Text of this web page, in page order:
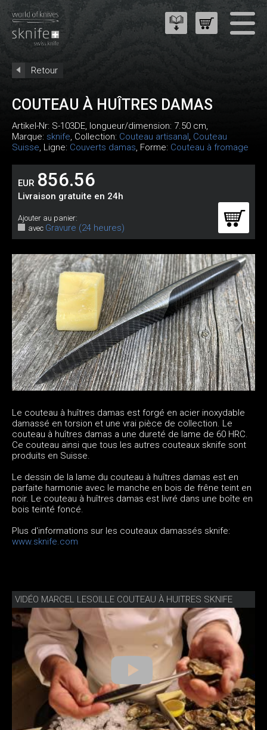
Retour
COUTEAU À HUÎTRES DAMAS
Artikel-Nr: S-103DE, longueur/dimension: 7.50 cm,
Marque: sknife, Collection: Couteau artisanal, Couteau
Suisse, Ligne: Couverts damas, Forme: Couteau à fromage
EUR 856.56
Livraison gratuite en 24h
Ajouter au panier:
avec Gravure (24 heures)
Le couteau à huîtres damas est forgé en acier inoxydable
damassé en torsion et une vrai pièce de collection. Le
couteau à huîtres damas a une dureté de lame de 60 HRC.
Ce couteau ainsi que tous les autres couteaux sknife sont
produits en Suisse.
Le dessin de la lame du couteau à huîtres damas est en
parfaite harmonie avec le manche en bois de frêne teint en
noir. Le couteau à huîtres damas est livré dans une boîte en
bois teinté foncé.
Plus d'informations sur les couteaux damassés sknife:
www.sknife.com
VIDÉO MARCEL LESOILLE COUTEAU À HUITRES SKNIFE